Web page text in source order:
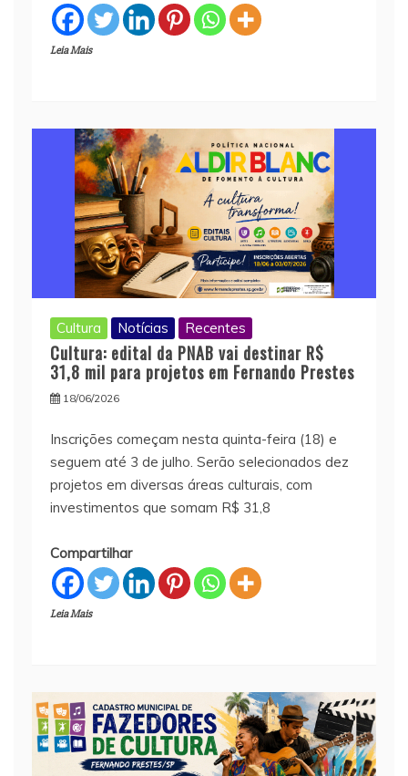
Leia Mais
Cultura Notícias Recentes
Cultura: edital da PNAB vai destinar R$
31,8 mil para projetos em Fernando Prestes
18/06/2026
Inscrições começam nesta quinta-feira (18) e
seguem até 3 de julho. Serão selecionados dez
projetos em diversas áreas culturais, com
investimentos que somam R$ 31,8
Compartilhar
Leia Mais